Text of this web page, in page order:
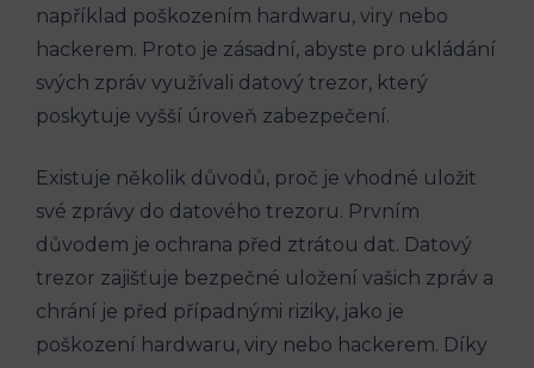
například poškozením hardwaru, viry nebo
hackerem. Proto je zásadní, abyste pro ukládání
svých zpráv využívali datový trezor, který
poskytuje vyšší úroveň zabezpečení.
Existuje několik důvodů, proč je vhodné uložit
své zprávy do datového trezoru. Prvním
důvodem je ochrana před ztrátou dat. Datový
trezor zajišťuje bezpečné uložení vašich zpráv a
chrání je před případnými riziky, jako je
poškození hardwaru, viry nebo hackerem. Díky